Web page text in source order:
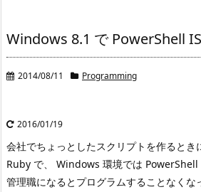
Windows 8.1 で PowerShell
2014/08/11 Programming
2016/01/19
会社でちょっとしたスクリプトを作ると
Ruby で、 Windows 環境では PowerShell
管理職になるとプログラムすることなくな